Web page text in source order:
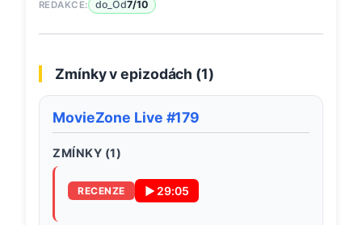
REDAKCE: do_Od7/10
Zmínky v epizodách (1)
MovieZone Live #179
ZMÍNKY (1)
RECENZE ▶ 29:05